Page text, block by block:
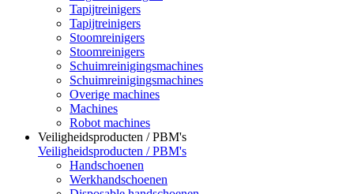
Tapijtreinigers
Tapijtreinigers
Stoomreinigers
Stoomreinigers
Schuimreinigingsmachines
Schuimreinigingsmachines
Overige machines
Machines
Robot machines
Veiligheidsproducten / PBM's
Veiligheidsproducten / PBM's
Handschoenen
Werkhandschoenen